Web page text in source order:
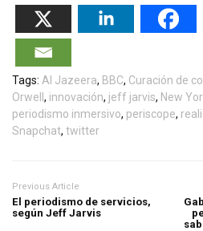
Tags: Al Jazeera, BBC, Curación de
Orwell , innovación, jeff jarvis, New
periodismo inmersivo, periscope,
Snapchat, twitter
Previous Article
El periodismo de servicios,
según Jeff Jarvis